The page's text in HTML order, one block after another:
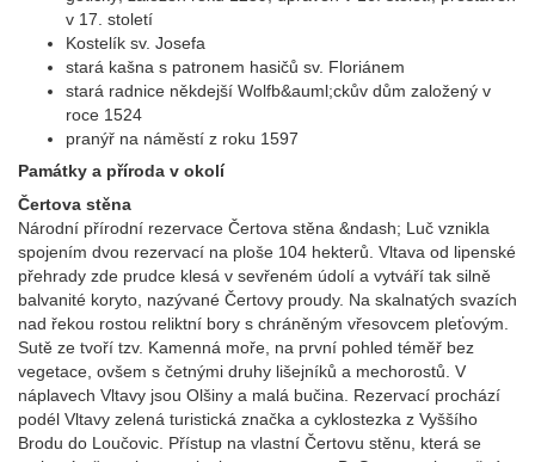
v 17. století
Kostelík sv. Josefa
stará kašna s patronem hasičů sv. Floriánem
stará radnice někdejší Wolfb&auml;ckův dům založený v
roce 1524
pranýř na náměstí z roku 1597
Památky a příroda v okolí
Čertova stěna
Národní přírodní rezervace Čertova stěna &ndash; Luč vznikla
spojením dvou rezervací na ploše 104 hekterů. Vltava od lipenské
přehrady zde prudce klesá v sevřeném údolí a vytváří tak silně
balvanité koryto, nazývané Čertovy proudy. Na skalnatých svazích
nad řekou rostou reliktní bory s chráněným vřesovcem pleťovým.
Sutě ze tvoří tzv. Kamenná moře, na první pohled téměř bez
vegetace, ovšem s četnými druhy lišejníků a mechorostů. V
náplavech Vltavy jsou Olšiny a malá bučina. Rezervací prochází
podél Vltavy zelená turistická značka a cyklostezka z Vyššího
Brodu do Loučovic. Přístup na vlastní Čertovu stěnu, která se